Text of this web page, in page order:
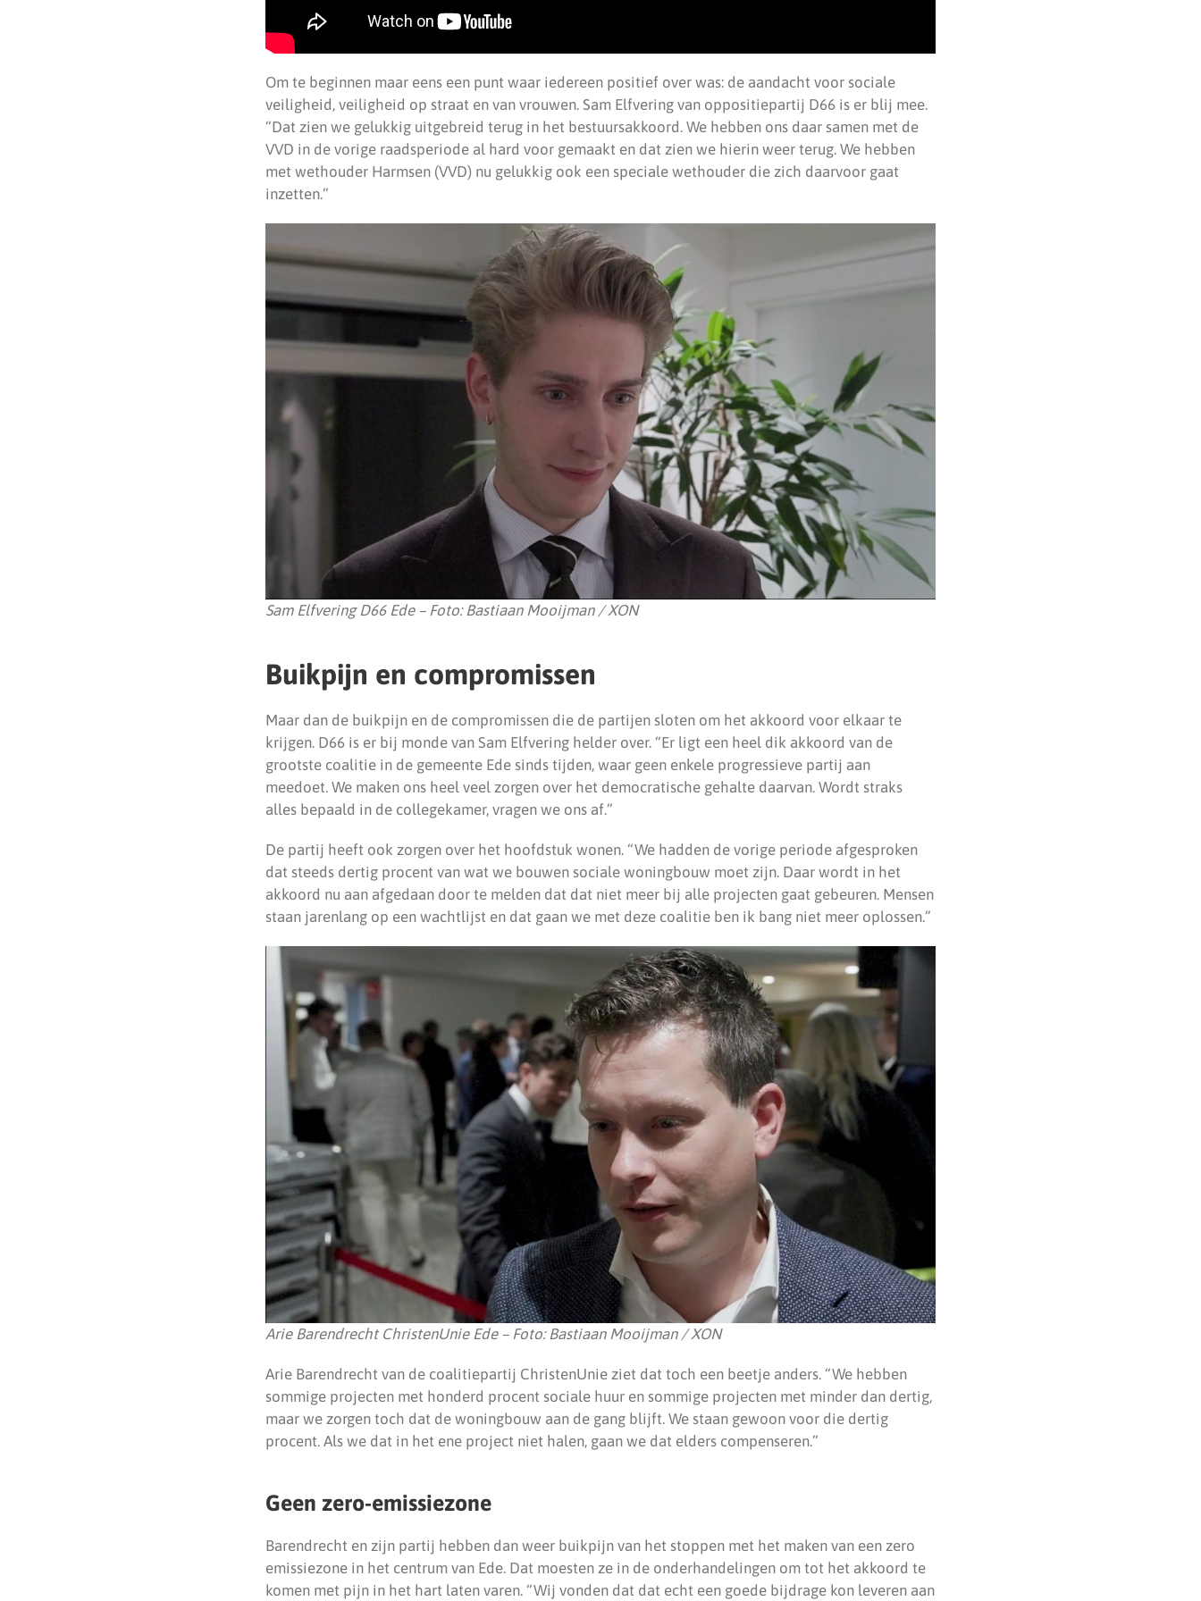
Om te beginnen maar eens een punt waar iedereen positief over was: de aandacht voor sociale
veiligheid, veiligheid op straat en van vrouwen. Sam Elfvering van oppositiepartij D66 is er blij mee.
“Dat zien we gelukkig uitgebreid terug in het bestuursakkoord. We hebben ons daar samen met de
VVD in de vorige raadsperiode al hard voor gemaakt en dat zien we hierin weer terug. We hebben
met wethouder Harmsen (VVD) nu gelukkig ook een speciale wethouder die zich daarvoor gaat
inzetten.”
Sam Elfvering D66 Ede – Foto: Bastiaan Mooijman / XON
Buikpijn en compromissen
Maar dan de buikpijn en de compromissen die de partijen sloten om het akkoord voor elkaar te
krijgen. D66 is er bij monde van Sam Elfvering helder over. “Er ligt een heel dik akkoord van de
grootste coalitie in de gemeente Ede sinds tijden, waar geen enkele progressieve partij aan
meedoet. We maken ons heel veel zorgen over het democratische gehalte daarvan. Wordt straks
alles bepaald in de collegekamer, vragen we ons af.”
De partij heeft ook zorgen over het hoofdstuk wonen. “We hadden de vorige periode afgesproken
dat steeds dertig procent van wat we bouwen sociale woningbouw moet zijn. Daar wordt in het
akkoord nu aan afgedaan door te melden dat dat niet meer bij alle projecten gaat gebeuren. Mensen
staan jarenlang op een wachtlijst en dat gaan we met deze coalitie ben ik bang niet meer oplossen.”
Arie Barendrecht ChristenUnie Ede – Foto: Bastiaan Mooijman / XON
Arie Barendrecht van de coalitiepartij ChristenUnie ziet dat toch een beetje anders. “We hebben
sommige projecten met honderd procent sociale huur en sommige projecten met minder dan dertig,
maar we zorgen toch dat de woningbouw aan de gang blijft. We staan gewoon voor die dertig
procent. Als we dat in het ene project niet halen, gaan we dat elders compenseren.”
Geen zero-emissiezone
Barendrecht en zijn partij hebben dan weer buikpijn van het stoppen met het maken van een zero
emissiezone in het centrum van Ede. Dat moesten ze in de onderhandelingen om tot het akkoord te
komen met pijn in het hart laten varen. “Wij vonden dat dat echt een goede bijdrage kon leveren aan